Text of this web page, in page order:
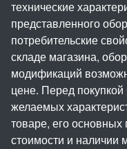
технические
представленного
потребительские
складе магазина,
модификаций
цене. Перед
желаемых
товаре, его основных
стоимости и наличии